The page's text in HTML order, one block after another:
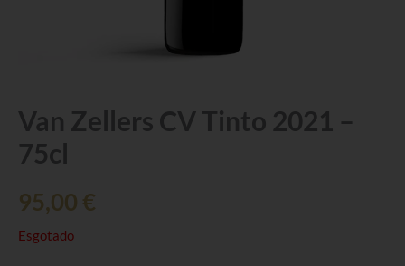
Van Zellers CV Tinto 2021 –
75cl
95,00 €
Esgotado